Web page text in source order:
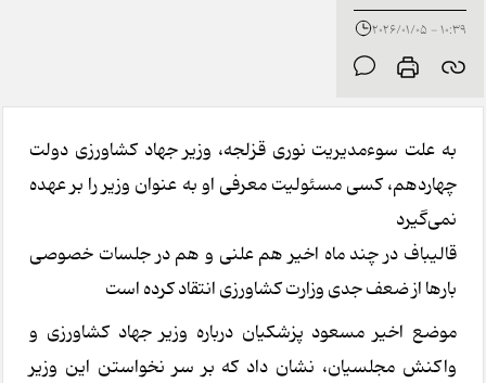
10:39 - 2026/01/05
به علت سوءمدیریت نوری قزلجه، وزیر جهاد کشاورزی دولت
چهاردهم، کسی مسئولیت معرفی او به عنوان وزیر را بر عهده
نمی‌گیرد
قالیباف در چند ماه اخیر هم علنی و هم در جلسات خصوصی
بارها از ضعف جدی وزارت کشاورزی انتقاد کرده است
موضع اخیر مسعود پزشکیان درباره وزیر جهاد کشاورزی و
واکنش مجلسیان، نشان داد که بر سر نخواستن این وزیر